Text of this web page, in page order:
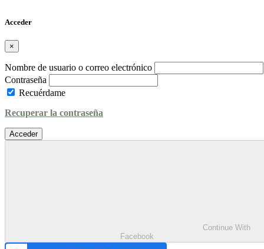
Acceder
×
Nombre de usuario o correo electrónico
Contraseña
Recuérdame
Recuperar la contraseña
Acceder
Continue With
Facebook